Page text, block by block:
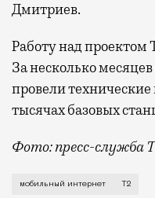
Дмитриев.
Работу над проектом
За несколько
провели
тысячах базовых
Фото: пресс-служба
Мобильный
мобильный интернет Т2